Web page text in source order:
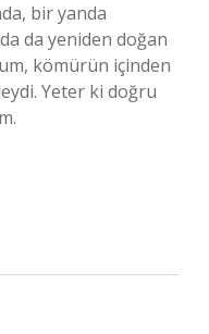
bir yanda
da yeniden doğan
kömürün içinden
Yeter ki doğru